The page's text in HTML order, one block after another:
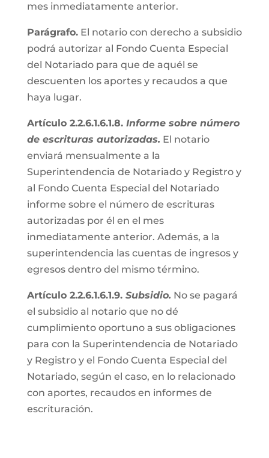
mes inmediatamente anterior.
Parágrafo.El notario con derecho a subsidio
podrá autorizar al Fondo Cuenta Especial
del Notariado para que de aquél se
descuenten los aportes y recaudos a que
haya lugar.
Artículo 2.2.6.1.6.1.8. Informe sobre número
de escrituras autorizadas. El notario
enviará mensualmente a la
Superintendencia de Notariado y Registro y
al Fondo Cuenta Especial del Notariado
informe sobre el número de escrituras
autorizadas por él en el mes
inmediatamente anterior. Además, a la
superintendencia las cuentas de ingresos y
egresos dentro del mismo término.
Artículo 2.2.6.1.6.1.9. Subsidio. No se pagará
el subsidio al notario que no dé
cumplimiento oportuno a sus obligaciones
para con la Superintendencia de Notariado
y Registro y el Fondo Cuenta Especial del
Notariado, según el caso, en lo relacionado
con aportes, recaudos en informes de
escrituración.